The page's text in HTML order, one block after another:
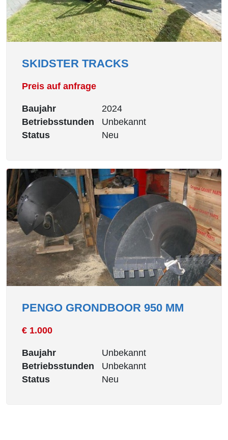
SKIDSTER TRACKS
Preis auf anfrage
Baujahr
2024
Betriebsstunden
Unbekannt
Status
Neu
PENGO GRONDBOOR 950 MM
€ 1.000
Baujahr
Unbekannt
Betriebsstunden
Unbekannt
Status
Neu